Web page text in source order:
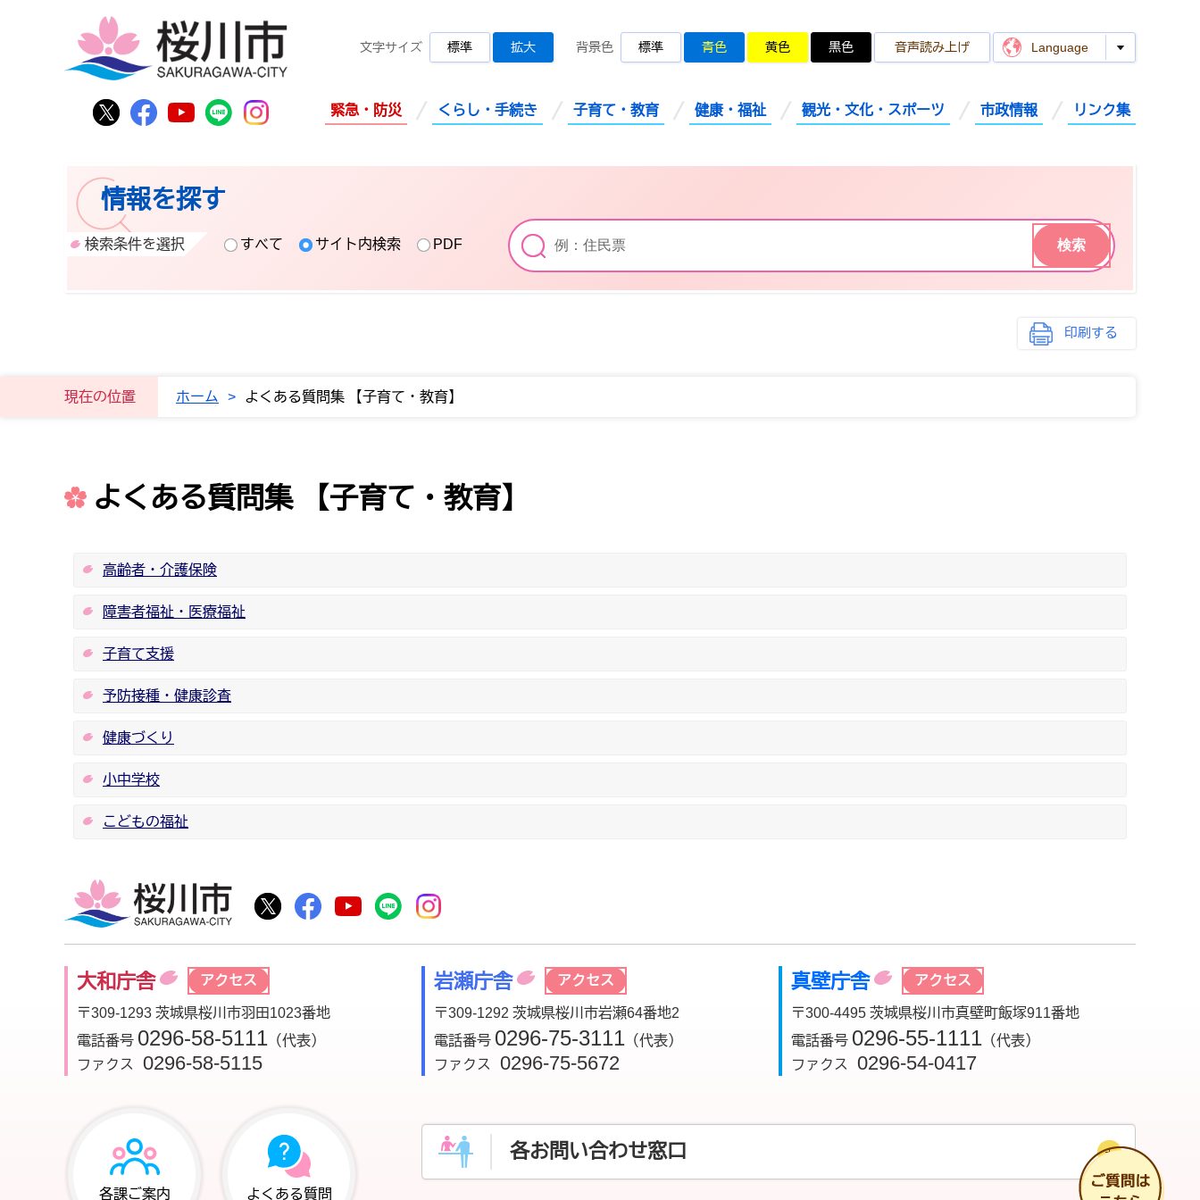
桜川市公式Twitter
桜川市公式Facebook
桜川市公式YouTube
桜川市公式LINE
Instagram
文字サイズ 標準 拡大 背景色 標準 青色 黄色 黒色 音声読み上げ Language
緊急・防災 くらし・手続き 子育て・教育 健康・福祉 観光・文化・スポーツ 市政情報 リンク集
情報を探す
検索条件を選択 すべて サイト内検索 PDF
印刷する
現在の位置 ホーム > よくある質問集 【子育て・教育】
よくある質問集 【子育て・教育】
高齢者・介護保険
障害者福祉・医療福祉
子育て支援
予防接種・健康診査
健康づくり
小中学校
こどもの福祉
桜川市公式Twitter
桜川市公式Facebook
桜川市公式YouTube
桜川市公式LINE
大和庁舎 アクセス
〒309-1293 茨城県桜川市羽田1023番地
電話番号 0296-58-5111 （代表）
ファクス
0296-58-5115
岩瀬庁舎 アクセス
〒309-1292 茨城県桜川市岩瀬64番地2
電話番号 0296-75-3111 （代表）
ファクス
0296-75-5672
真壁庁舎 アクセス
〒300-4495 茨城県桜川市真壁町飯塚911番地
電話番号 0296-55-1111 （代表）
ファクス
0296-54-0417
各課ご案内 よくある質問
各お問い合わせ窓口